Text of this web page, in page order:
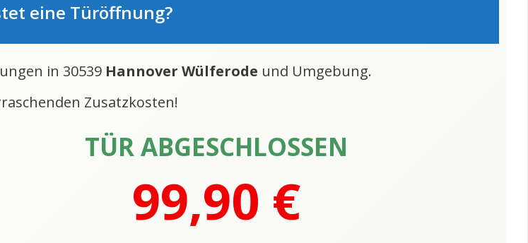
eine Türöffnung?
in 30539 Hannover Wülferode und Umgebung.
Zusatzkosten!
TÜR ABGESCHLOSSEN
99,90 €